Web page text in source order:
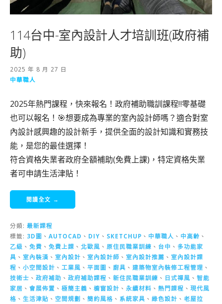
114台中-室內設計人才培訓班(政府補
助)
2025 年 8 月 27 日
中華職人
2025年熱門課程，快來報名！政府補助職訓課程‼️零基礎
也可以報名！🎯想要成為專業的室內設計師嗎？適合對室
內設計感興趣的設計新手，提供全面的設計知識和實務技
能，是您的最佳選擇！
符合資格失業者政府全額補助(免費上課)，特定資格失業
者可申請生活津貼！
閱讀全文 →
分類: 最新課程
標籤: 3D圖 、 AUTOCAD 、 DIY 、 SKETCHUP 、 中華職人 、 中高齡 、
乙級 、 免費 、 免費上課 、 北歐風 、 原住民職業訓練 、 台中 、 多功能家
具 、 室內裝潢 、 室內設計 、 室內設計師 、 室內設計推薦 、 室內設計課
程 、 小空間設計 、 工業風 、 平面圖 、 廚具 、 建築物室內裝修工程管理 、
技術士 、 政府補助 、 政府補助課程 、 新住民職業訓練 、 日式禪風 、 智能
家居 、 會展佈置 、 極簡主義 、 櫥窗設計 、 永續材料 、 熱門課程 、 現代風
格 、 生活津貼 、 空間規劃 、 簡約風格 、 系統家具 、 綠色設計 、 老屋拉